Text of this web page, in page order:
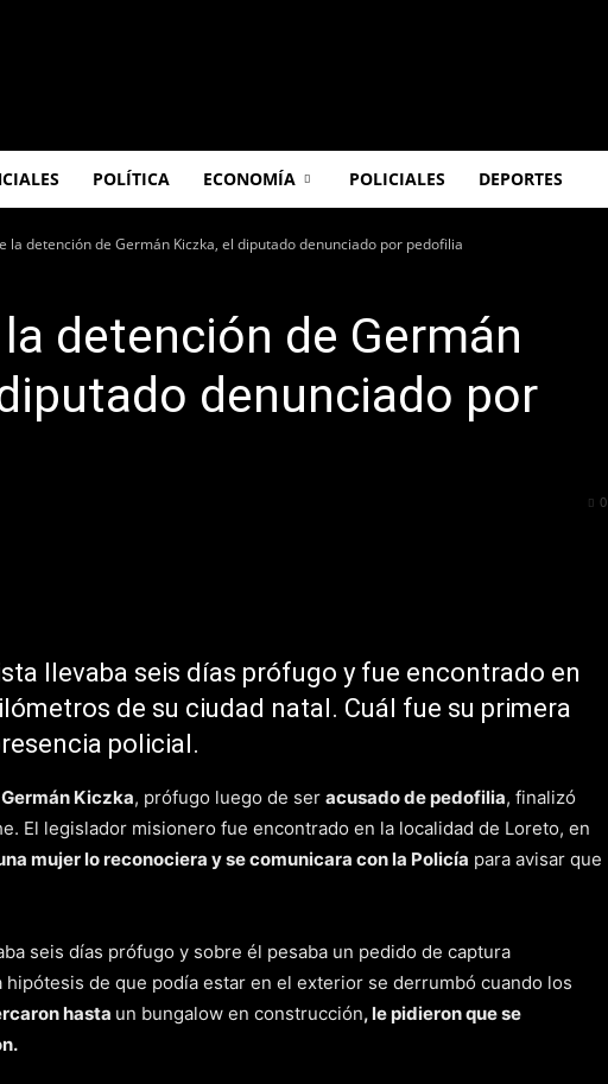
POLÍTICA ECONOMÍA POLICIALES DEPORTES
la detención de Germán Kiczka, el diputado denunciado por pedofilia
detención de Germán
denunciado por
0
llevaba seis días prófugo y fue encontrado en
de su ciudad natal. Cuál fue su primera
policial.
Germán Kiczka, prófugo luego de ser acusado de pedofilia, finalizó
El legislador misionero fue encontrado en la localidad de Loreto, en
mujer lo reconociera y se comunicara con la Policía para avisar que
seis días prófugo y sobre él pesaba un pedido de captura
hipótesis de que podía estar en el exterior se derrumbó cuando los
hasta un bungalow en construcción, le pidieron que se